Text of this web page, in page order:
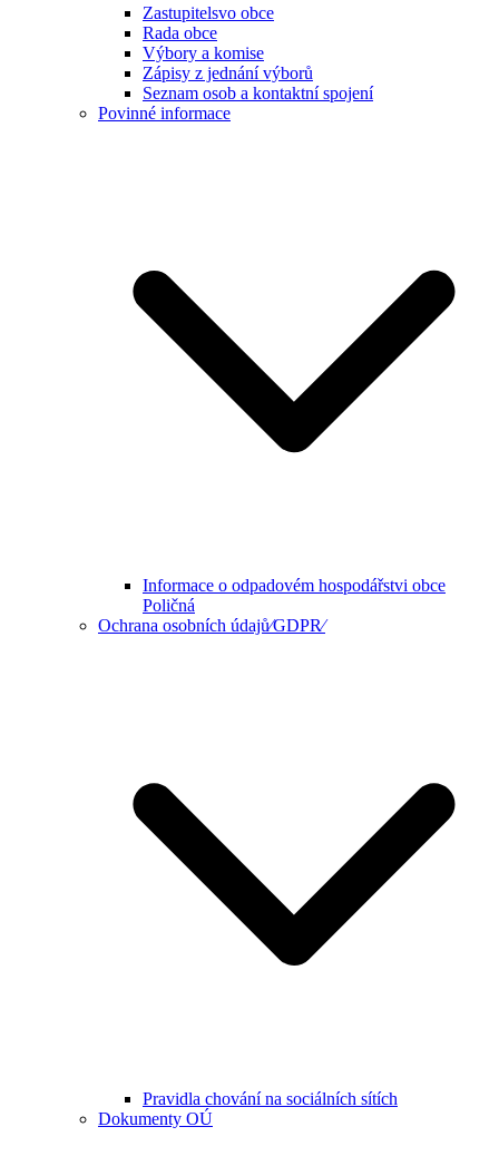
Zastupitelsvo obce
Rada obce
Výbory a komise
Zápisy z jednání výborů
Seznam osob a kontaktní spojení
Povinné informace
Informace o odpadovém hospodářstvi obce
Poličná
Ochrana osobních údajů⁄GDPR⁄
Pravidla chování na sociálních sítích
Dokumenty OÚ